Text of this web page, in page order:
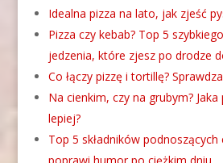
Idealna pizza na lato, jak zjeść
Pizza czy kebab? Top 5
jedzenia, które zjesz po drodze
Co łączy pizzę i tortillę?
Na cienkim, czy na grubym?
lepiej?
Top 5 składników